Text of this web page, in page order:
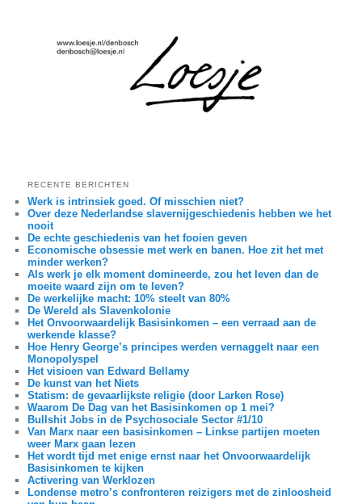
RECENTE BERICHTEN
Werk is intrinsiek goed. Of misschien niet?
Over deze Nederlandse slavernijgeschiedenis hebben we het
nooit
De echte geschiedenis van het fooien geven
Economische obsessie met werk en banen. Hoe zit het met
minder werken?
Als werk je elk moment domineerde, zou het leven dan de
moeite waard zijn om te leven?
De werkelijke macht: 10% steelt van 80%
De Wereld als Slavenkolonie
Het Onvoorwaardelijk Basisinkomen – een verraad aan de
werkende klasse?
Hoe Henry George’s principes werden vernaggelt naar een
Monopolyspel
Het visioen van Edward Bellamy
De kunst van het Niets
Statism: de gevaarlijkste religie (door Larken Rose)
Waarom De Dag van het Basisinkomen op 1 mei?
Bullshit Jobs in de Psychosociale Sector #1/10
Van Marx naar een basisinkomen – Linkse partijen moeten
weer Marx gaan lezen
Het wordt tijd met enige ernst naar het Onvoorwaardelijk
Basisinkomen te kijken
Activering van Werklozen
Londense metro’s confronteren reizigers met de zinloosheid